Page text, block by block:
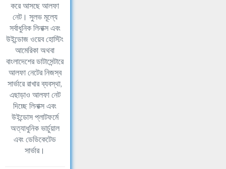
করে আসছে আলফা
নেট। সুলভ মূল্যে
সর্বাধুনিক লিনাক্স এবং
উইন্ডোজ ওয়েব হোস্টিং
আমেরিকা অথবা
বাংলাদেশের ডাটাসেন্টারে
আলফা নেটের নিজস্ব
সার্ভারে রাখার ব্যবস্থা,
এছাড়াও আলফা নেট
দিচ্ছে লিনাক্স এবং
উইন্ডোস প্লাটফর্মে
অত্যাধুনিক ভার্চুয়াল
এবং ডেডিকেটেড
সার্ভার।